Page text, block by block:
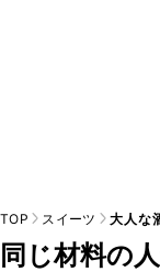
TOP スイーツ 大人な
同じ材料の